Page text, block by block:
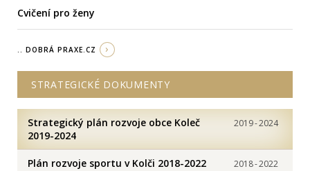
Cvičení pro ženy
.. DOBRÁ PRAXE.CZ
STRATEGICKÉ DOKUMENTY
Strategický plán rozvoje obce Koleč
2019-2024
2019-2024
Plán rozvoje sportu v Kolči 2018-2022 2018-2022